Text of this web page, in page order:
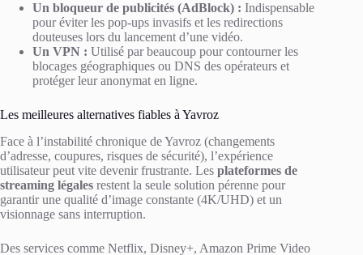
Un bloqueur de publicités (AdBlock) : Indispensable
pour éviter les pop-ups invasifs et les redirections
douteuses lors du lancement d’une vidéo.
Un VPN : Utilisé par beaucoup pour contourner les
blocages géographiques ou DNS des opérateurs et
protéger leur anonymat en ligne.
Les meilleures alternatives fiables à Yavroz
Face à l’instabilité chronique de Yavroz (changements
d’adresse, coupures, risques de sécurité), l’expérience
utilisateur peut vite devenir frustrante. Les plateformes de
streaming légales restent la seule solution pérenne pour
garantir une qualité d’image constante (4K/UHD) et un
visionnage sans interruption.
Des services comme Netflix, Disney+, Amazon Prime Video